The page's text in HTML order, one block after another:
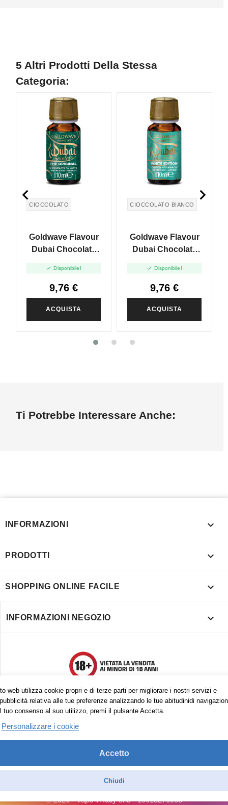
5 Altri Prodotti Della Stessa
Categoria:
CIOCCOLATO
Goldwave Flavour
Dubai Chocolate
 Disponibile!
9,76 €
ACQUISTA
CIOCCOLATO BIANCO
Goldwave Flavour
Dubai Chocolate
10ml
 Disponibile!
9,76 €
ACQUISTA
 
Ti Potrebbe Interessare Anche:
web utilizza cookie propri e di terze parti per migliorare i nostri servizi e
relativa alle tue preferenze analizzando le tue abitudinidi
tuo consenso al suo utilizzo, premi il pulsante Accetta.
Personalizzare i cookie
Accetto
Chiudi
INFORMAZIONI 
PRODOTTI 
SHOPPING ONLINE FACILE 
INFORMAZIONI NEGOZIO 
Trovaci anche su:
© 2026 - Vape in Italy srls - 10613270965